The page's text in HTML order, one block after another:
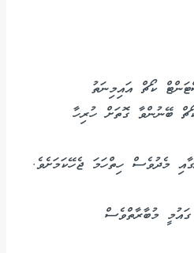
ކޯޗް އައިމިނަތު
ބޭނުންވާ ގޮތަށް ހުރިހާ
މެދުވެސް ހިތްހަމަ ޖެހޭކަމަށެވެ.
މުބާރާތްވެސް